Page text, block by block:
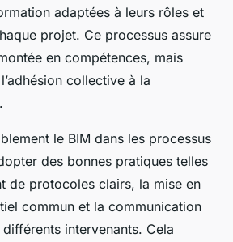
adaptées à leurs rôles et
projet. Ce processus assure
en compétences, mais
collective à la
le BIM dans les processus
des bonnes pratiques telles
de protocoles clairs, la mise en
commun et la communication
intervenants. Cela